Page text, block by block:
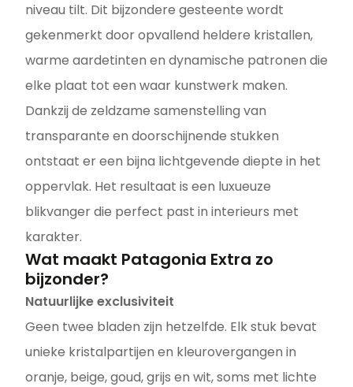
niveau tilt. Dit bijzondere gesteente wordt
gekenmerkt door opvallend heldere kristallen,
warme aardetinten en dynamische patronen die
elke plaat tot een waar kunstwerk maken.
Dankzij de zeldzame samenstelling van
transparante en doorschijnende stukken
ontstaat er een bijna lichtgevende diepte in het
oppervlak. Het resultaat is een luxueuze
blikvanger die perfect past in interieurs met
karakter.
Wat maakt Patagonia Extra zo
bijzonder?
Natuurlijke exclusiviteit
Geen twee bladen zijn hetzelfde. Elk stuk bevat
unieke kristalpartijen en kleurovergangen in
oranje, beige, goud, grijs en wit, soms met lichte